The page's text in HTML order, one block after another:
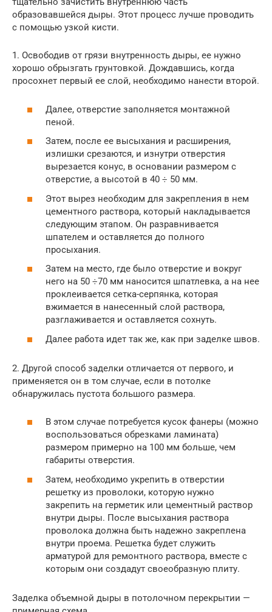
образовавшейся дыры. Этот процесс лучше проводить
с помощью узкой кисти.
1. Освободив от грязи внутренность дыры, ее нужно
хорошо обрызгать грунтовкой. Дождавшись, когда
просохнет первый ее слой, необходимо нанести второй.
Далее, отверстие заполняется монтажной
пеной.
Затем, после ее высыхания и расширения,
излишки срезаются, и изнутри отверстия
вырезается конус, в основании размером с
отверстие, а высотой в 40 ÷ 50 мм.
Этот вырез необходим для закрепления в нем
цементного раствора, который накладывается
следующим этапом. Он разравнивается
шпателем и оставляется до полного
просыхания.
Затем на место, где было отверстие и вокруг
него на 50 ÷70 мм наносится шпатлевка, а на нее
проклеивается сетка-серпянка, которая
вжимается в нанесенный слой раствора,
разглаживается и оставляется сохнуть.
Далее работа идет так же, как при заделке швов.
2. Другой способ заделки отличается от первого, и
применяется он в том случае, если в потолке
обнаружилась пустота большого размера.
В этом случае потребуется кусок фанеры (можно
воспользоваться обрезками ламината)
размером примерно на 100 мм больше, чем
габариты отверстия.
Затем, необходимо укрепить в отверстии
решетку из проволоки, которую нужно
закрепить на герметик или цементный раствор
внутри дыры. После высыхания раствора
проволока должна быть надежно закреплена
внутри проема. Решетка будет служить
арматурой для ремонтного раствора, вместе с
которым они создадут своеобразную плиту.
Заделка объемной дыры в потолочном перекрытии —